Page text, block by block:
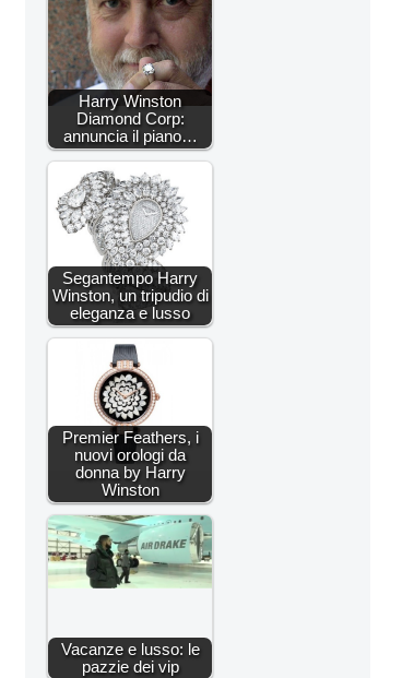
Harry Winston
Diamond Corp:
annuncia il piano…
Segantempo Harry
Winston, un tripudio di
eleganza e lusso
Premier Feathers, i
nuovi orologi da
donna by Harry
Winston
Vacanze e lusso: le
pazzie dei vip